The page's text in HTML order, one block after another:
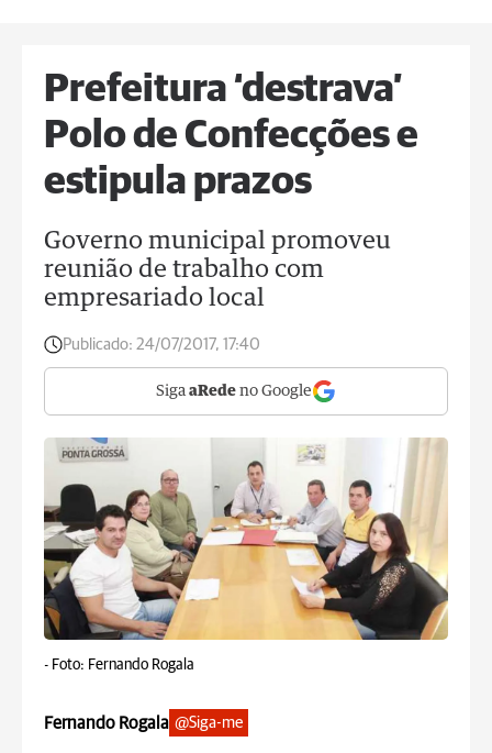
Prefeitura ‘destrava’
Polo de Confecções e
estipula prazos
Governo municipal promoveu
reunião de trabalho com
empresariado local
Publicado: 24/07/2017, 17:40
Siga aRede no Google
- Foto: Fernando Rogala
Fernando Rogala @Siga-me